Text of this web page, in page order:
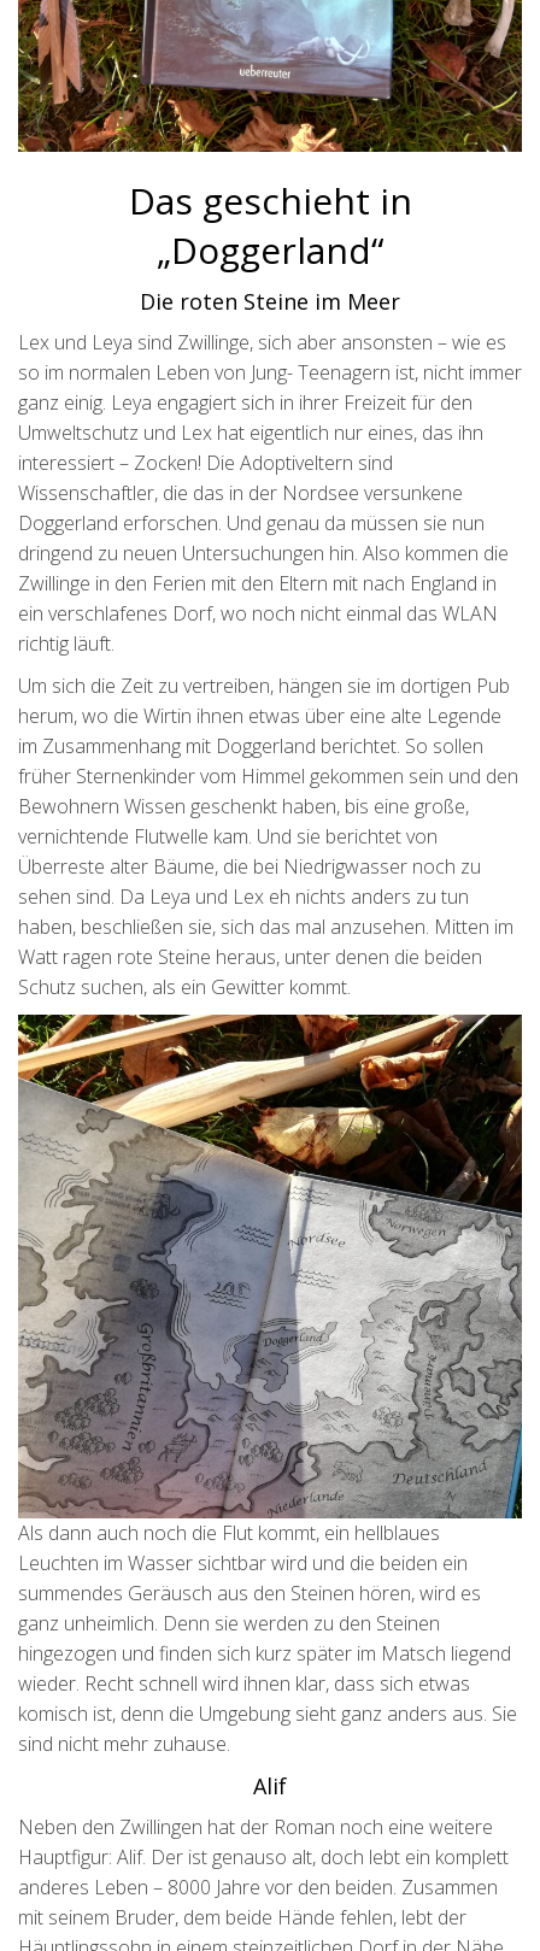
Das geschieht in
„Doggerland“
Die roten Steine im Meer
Lex und Leya sind Zwillinge, sich aber ansonsten – wie es
so im normalen Leben von Jung- Teenagern ist, nicht immer
ganz einig. Leya engagiert sich in ihrer Freizeit für den
Umweltschutz und Lex hat eigentlich nur eines, das ihn
interessiert – Zocken! Die Adoptiveltern sind
Wissenschaftler, die das in der Nordsee versunkene
Doggerland erforschen. Und genau da müssen sie nun
dringend zu neuen Untersuchungen hin. Also kommen die
Zwillinge in den Ferien mit den Eltern mit nach England in
ein verschlafenes Dorf, wo noch nicht einmal das WLAN
richtig läuft.
Um sich die Zeit zu vertreiben, hängen sie im dortigen Pub
herum, wo die Wirtin ihnen etwas über eine alte Legende
im Zusammenhang mit Doggerland berichtet. So sollen
früher Sternenkinder vom Himmel gekommen sein und den
Bewohnern Wissen geschenkt haben, bis eine große,
vernichtende Flutwelle kam. Und sie berichtet von
Überreste alter Bäume, die bei Niedrigwasser noch zu
sehen sind. Da Leya und Lex eh nichts anders zu tun
haben, beschließen sie, sich das mal anzusehen. Mitten im
Watt ragen rote Steine heraus, unter denen die beiden
Schutz suchen, als ein Gewitter kommt.
Als dann auch noch die Flut kommt, ein hellblaues
Leuchten im Wasser sichtbar wird und die beiden ein
summendes Geräusch aus den Steinen hören, wird es
ganz unheimlich. Denn sie werden zu den Steinen
hingezogen und finden sich kurz später im Matsch liegend
wieder. Recht schnell wird ihnen klar, dass sich etwas
komisch ist, denn die Umgebung sieht ganz anders aus. Sie
sind nicht mehr zuhause.
Alif
Neben den Zwillingen hat der Roman noch eine weitere
Hauptfigur: Alif. Der ist genauso alt, doch lebt ein komplett
anderes Leben – 8000 Jahre vor den beiden. Zusammen
mit seinem Bruder, dem beide Hände fehlen, lebt der